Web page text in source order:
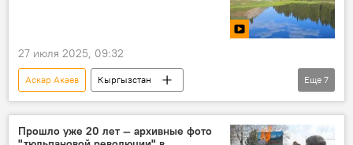
27 июля 2025, 09:32
Аскар Акаев
Кыргызстан
видеоинфографика
Россия
Еще 7
Прошло уже 20 лет — архивные фото